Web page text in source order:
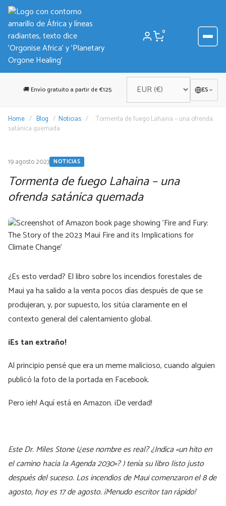
Saltar
contenido
0
🚚 Envío gratuito a partir de €125 ES
Home / Blog / Noticias /
Tormenta de fuego Lahaina – una ofrenda
satánica quemada
19 agosto 2023 NOTICIAS
Tormenta de fuego Lahaina – una
ofrenda satánica quemada
¿Es esto verdad? El libro sobre los incendios forestales de
Maui ya ha salido a la venta pocos días después de que se
produjeran, y, por supuesto, los sitúa claramente en el
contexto general del calentamiento global.
¡Es tan extraño!
Al principio pensé que era un meme malicioso, cuando alguien
publicó la foto de la portada en Facebook.
Pero ¡eh! Aquí está en Amazon. ¡De verdad!
Este Dr. Miles Stone (¿ese nombre es real? ¿Indica «un hito en
el camino hacia la Agenda 2030»? ) tenía su libro listo justo
después del suceso. Los incendios de Maui comenzaron el 8 de
agosto, hoy es 17 de agosto. ¡Menudo escritor tan rápido!